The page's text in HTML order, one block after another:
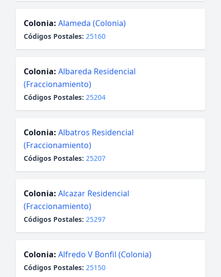
Colonia: Alameda (Colonia)
Códigos Postales: 25160
Colonia: Albareda Residencial
(Fraccionamiento)
Códigos Postales: 25204
Colonia: Albatros Residencial
(Fraccionamiento)
Códigos Postales: 25207
Colonia: Alcazar Residencial
(Fraccionamiento)
Códigos Postales: 25297
Colonia: Alfredo V Bonfil (Colonia)
Códigos Postales: 25150